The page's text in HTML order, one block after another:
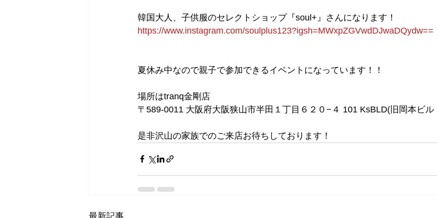
韓国大人、子供服のセレクトショップ『soul+』さんになります！
https://www.instagram.com/soulplus123?igsh=MWxpZGVwdDJwaDQydw==
夏休み中なので親子で参加できるイベントになっています！！
場所はtranq金剛店
〒589-0011 大阪府大阪狭山市半田１丁目６２０−４ 101 KsBLD(旧岡本ビル
是非沢山の家族でのご来店お待ちしております！
最新記事